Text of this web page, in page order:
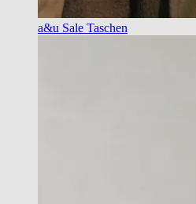
a&u Sale Taschen